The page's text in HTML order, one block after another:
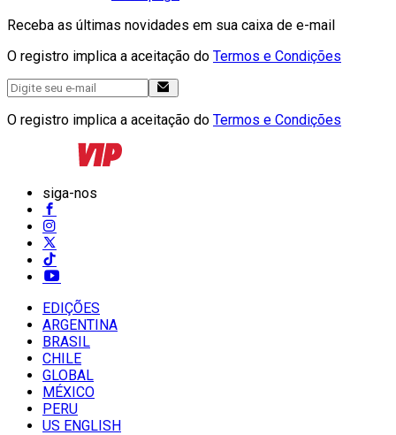
Receba as últimas novidades em sua caixa de e-mail
O registro implica a aceitação do Termos e Condições
O registro implica a aceitação do Termos e Condições
siga-nos
EDIÇÕES
ARGENTINA
BRASIL
CHILE
GLOBAL
MÉXICO
PERU
US ENGLISH